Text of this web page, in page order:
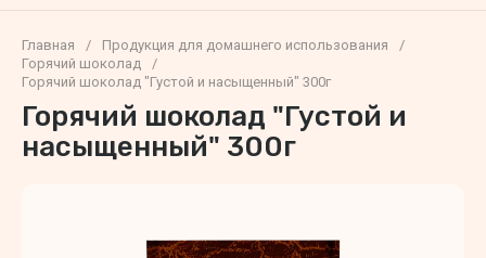
Главная / Продукция для домашнего использования
/
Горячий шоколад
/
Горячий шоколад "Густой и насыщенный" 300г
Горячий шоколад "Густой и
насыщенный" 300г